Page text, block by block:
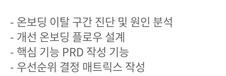
- 온보딩 이탈 구간 진단 및 원인 분석
- 개선 온보딩 플로우 설계
- 핵심 기능 PRD 작성 기능
- 우선순위 결정 매트릭스 작성